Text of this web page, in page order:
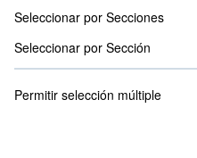
Seleccionar por Secciones
Seleccionar por Sección
Permitir selección múltiple